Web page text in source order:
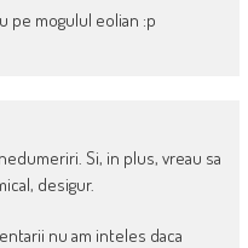
pe mogulul eolian :p
Si, in plus, vreau sa
desigur.
nu am inteles daca